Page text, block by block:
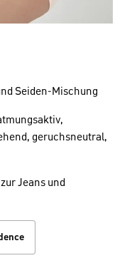
Seiden-Mischung
geruchsneutral,
Jeans und